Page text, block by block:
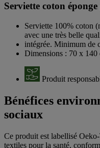
Serviette coton
Serviette 100% coton
avec une très belle
intégrée. Minimum de
Dimensions : 70 x 140
Produit
Bénéfices
sociaux
Ce produit est labellisé
textiles pour la santé,